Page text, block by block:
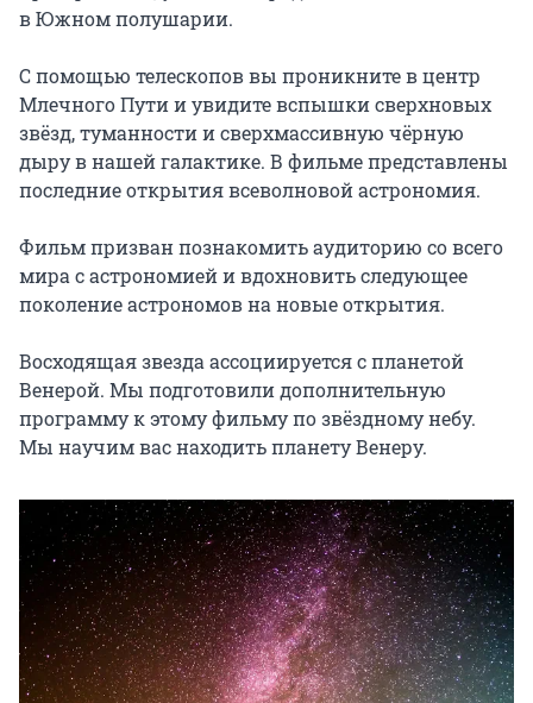
в Южном полушарии.
С помощью телескопов вы проникните в центр
Млечного Пути и увидите вспышки сверхновых
звёзд, туманности и сверхмассивную чёрную
дыру в нашей галактике. В фильме представлены
последние открытия всеволновой астрономия.
Фильм призван познакомить аудиторию со всего
мира с астрономией и вдохновить следующее
поколение астрономов на новые открытия.
Восходящая звезда ассоциируется с планетой
Венерой. Мы подготовили дополнительную
программу к этому фильму по звёздному небу.
Мы научим вас находить планету Венеру.